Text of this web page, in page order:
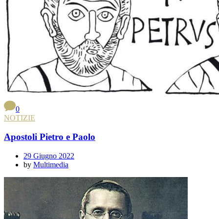
0
NOTIZIE
Apostoli Pietro e Paolo
29 Giugno 2022
by Multimedia